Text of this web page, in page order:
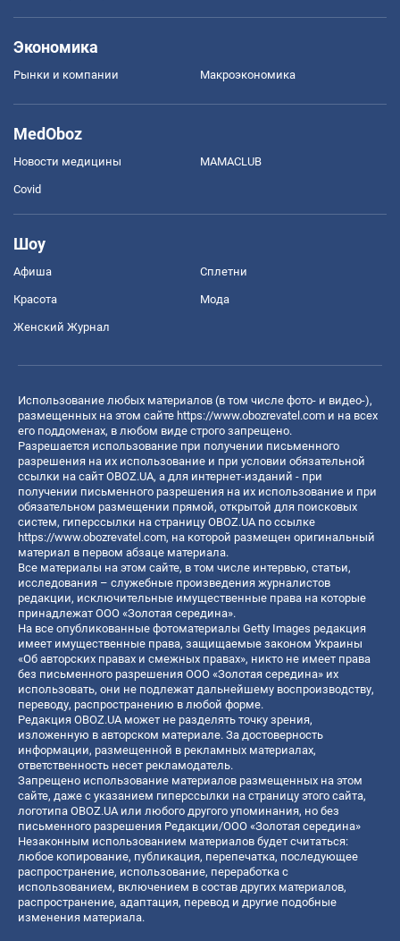
Экономика
Рынки и компании Mакроэкономика
MedOboz
Новости медицины MAMACLUB
Covid
Шоу
Афиша Сплетни
Красота Мода
Женский Журнал
Использование любых материалов (в том числе фото- и видео-),
размещенных на этом сайте https://www.obozrevatel.com и на всех
его поддоменах, в любом виде строго запрещено.
Разрешается использование при получении письменного
разрешения на их использование и при условии обязательной
ссылки на сайт OBOZ.UA, а для интернет-изданий - при
получении письменного разрешения на их использование и при
обязательном размещении прямой, открытой для поисковых
систем, гиперссылки на страницу OBOZ.UA по ссылке
https://www.obozrevatel.com, на которой размещен оригинальный
материал в первом абзаце материала.
Все материалы на этом сайте, в том числе интервью, статьи,
исследования – служебные произведения журналистов
редакции, исключительные имущественные права на которые
принадлежат ООО «Золотая середина».
На все опубликованные фотоматериалы Getty Images редакция
имеет имущественные права, защищаемые законом Украины
«Об авторских правах и смежных правах», никто не имеет права
без письменного разрешения ООО «Золотая середина» их
использовать, они не подлежат дальнейшему воспроизводству,
переводу, распространению в любой форме.
Редакция OBOZ.UA может не разделять точку зрения,
изложенную в авторском материале. За достоверность
информации, размещенной в рекламных материалах,
ответственность несет рекламодатель.
Запрещено использование материалов размещенных на этом
сайте, даже с указанием гиперссылки на страницу этого сайта,
логотипа OBOZ.UA или любого другого упоминания, но без
письменного разрешения Редакции/ООО «Золотая середина»
Незаконным использованием материалов будет считаться:
любое копирование, публикация, перепечатка, последующее
распространение, использование, переработка с
использованием, включением в состав других материалов,
распространение, адаптация, перевод и другие подобные
изменения материала.